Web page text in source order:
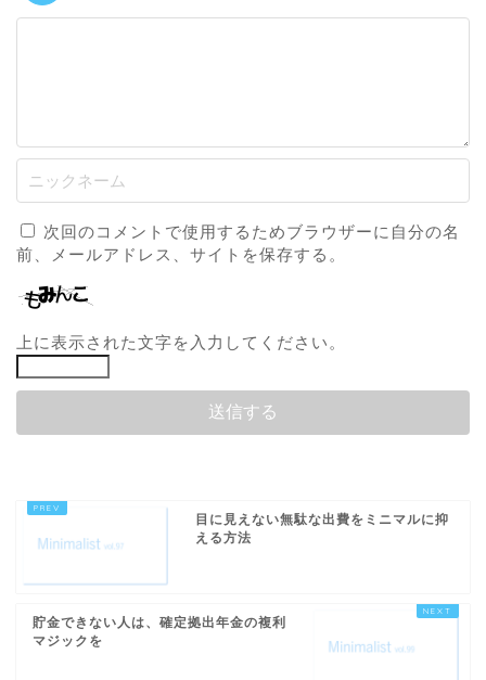
次回のコメントで使用するためブラウザーに自分の名
前、メールアドレス、サイトを保存する。
上に表示された文字を入力してください。
目に見えない無駄な出費をミニマルに抑
える方法
貯金できない人は、確定拠出年金の複利
マジックを